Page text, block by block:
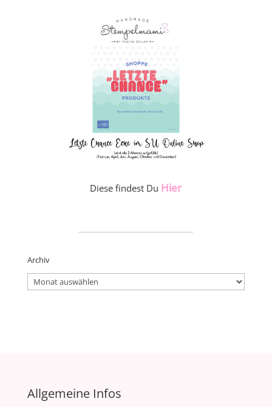
Diese findest Du Hier
Archiv
Archiv
Allgemeine Infos